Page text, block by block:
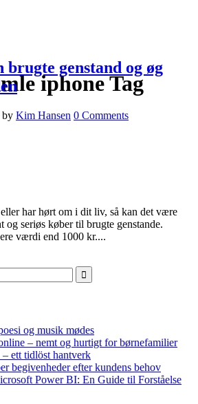
iphone Tag
brugte genstand og øg
by Kim Hansen 0 Comments
har hørt om i dit liv, så kan det være
og seriøs køber til brugte genstande.
værdi end 1000 kr....
og musik mødes
– nemt og hurtigt for børnefamilier
ett tidlöst hantverk
begivenheder efter kundens behov
Power BI: En Guide til Forståelse